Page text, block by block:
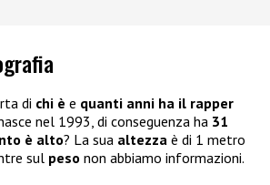
di chi è e quanti anni ha il rapper
nel 1993, di conseguenza ha 31
è alto? La sua altezza è di 1 metro
sul peso non abbiamo informazioni.